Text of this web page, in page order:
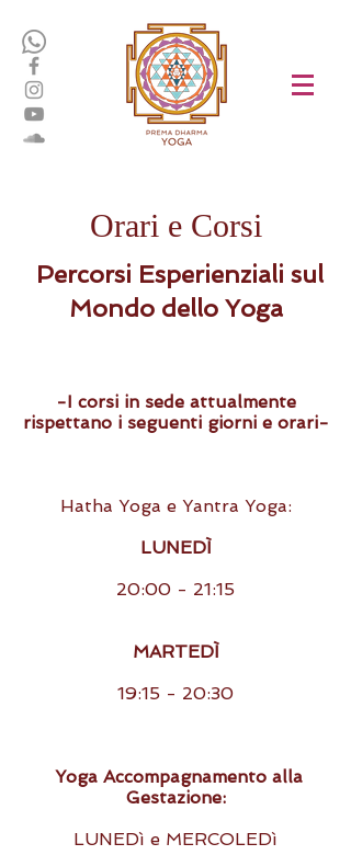
Orari e Corsi
Percorsi Esperienziali sul
Mondo dello Yoga
-I corsi in sede attualmente
rispettano i seguenti giorni e orari-
Hatha Yoga e Yantra Yoga:
LUNEDÌ
20:00 - 21:15
MARTEDÌ
19:15 - 20:30
Yoga Accompagnamento alla
Gestazione:
LUNEDì e MERCOLEDì